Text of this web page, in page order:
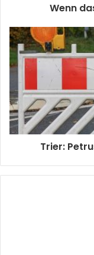
Wenn
Trier: